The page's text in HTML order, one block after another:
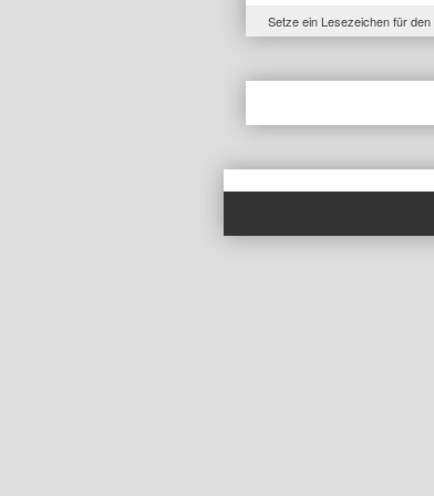
Setze ein Lesezeichen für den